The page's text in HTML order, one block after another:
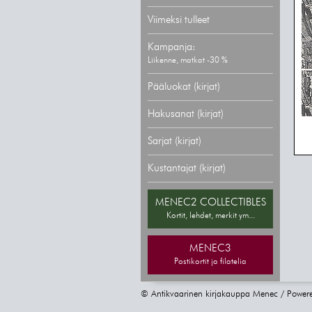
Viimeksi tulleet
Kampanja:
Liikenne, matkat -30 %
Pääluokat (kirjat)
Hakusanat (kirjat)
Sarjat (kirjat)
Kustantajat (kirjat)
MENEC2 COLLECTIBLES
Kortit, lehdet, merkit ym...
MENEC3
Postikortit ja filatelia
© Antikvaarinen kirjakauppa Menec /